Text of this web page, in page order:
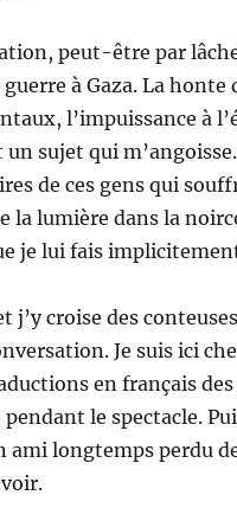
peut-être par
à Gaza. La
l’impuissance à
sujet qui
de ces gens qui
la lumière dans la
je lui fais
j’y croise des
Je suis ici
en français
le spectacle.
ami longtemps perdu